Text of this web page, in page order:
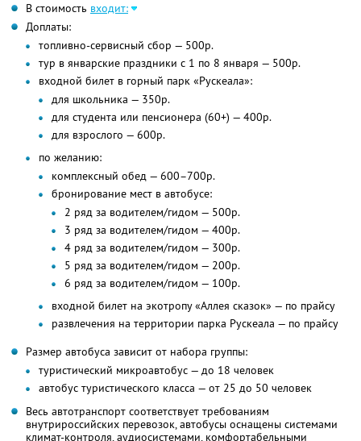
В стоимость входит:
Доплаты:
топливно-сервисный сбор — 500р.
тур в январские праздники с 1 по 8 января — 500р.
входной билет в горный парк «Рускеала»:
для школьника — 350р.
для студента или пенсионера (60+) — 400р.
для взрослого — 600р.
по желанию:
комплексный обед — 600–700р.
бронирование мест в автобусе:
2 ряд за водителем/гидом — 500р.
3 ряд за водителем/гидом — 400р.
4 ряд за водителем/гидом — 300р.
5 ряд за водителем/гидом — 200р.
6 ряд за водителем/гидом — 100р.
входной билет на экотропу «Аллея сказок» — по прайсу
развлечения на территории парка Рускеала — по прайсу
Размер автобуса зависит от набора группы:
туристический микроавтобус — до 18 человек
автобус туристического класса — от 25 до 50 человек
Весь автотранспорт соответствует требованиям
внутрироссийских перевозок, автобусы оснащены системами
климат-контроля, аудиосистемами, комфортабельными